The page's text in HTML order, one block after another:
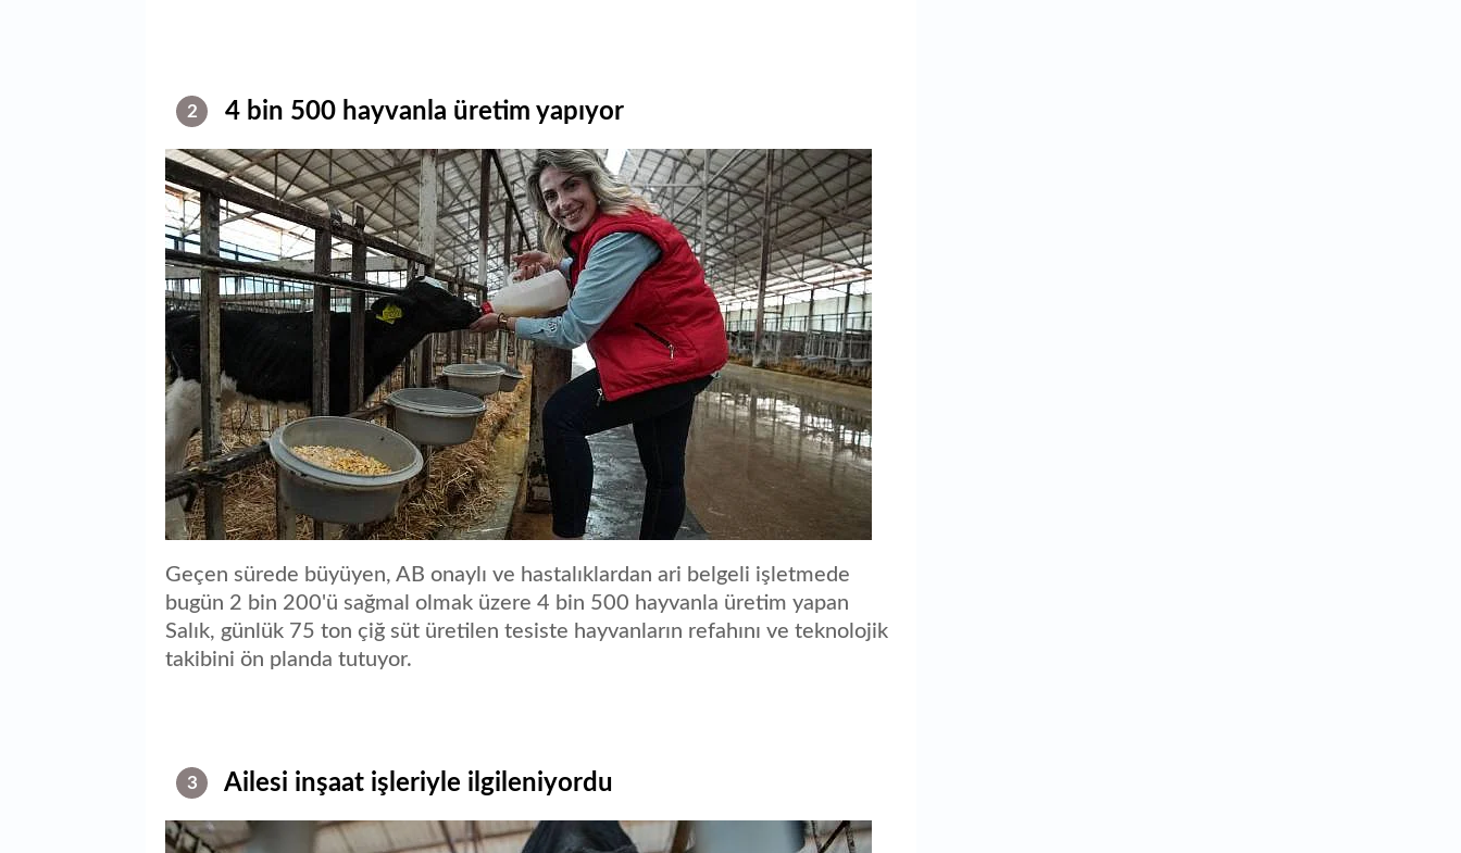
2 4 bin 500 hayvanla üretim yapıyor
Geçen sürede büyüyen, AB onaylı ve hastalıklardan ari belgeli işletmede
bugün 2 bin 200'ü sağmal olmak üzere 4 bin 500 hayvanla üretim yapan
Salık, günlük 75 ton çiğ süt üretilen tesiste hayvanların refahını ve teknolojik
takibini ön planda tutuyor.
3 Ailesi inşaat işleriyle ilgileniyordu